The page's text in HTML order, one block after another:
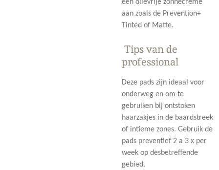
een olievrije zonnecrème
aan zoals de Prevention+
Tinted of Matte.
Tips van de
professional
Deze pads zijn ideaal voor
onderweg en om te
gebruiken bij ontstoken
haarzakjes in de baardstreek
of intieme zones. Gebruik de
pads preventief 2 a 3 x per
week op desbetreffende
gebied.